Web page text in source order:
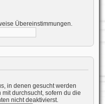
Übereinstimmungen.
in denen gesucht werden
durchsucht, sofern du die
nicht deaktivierst.